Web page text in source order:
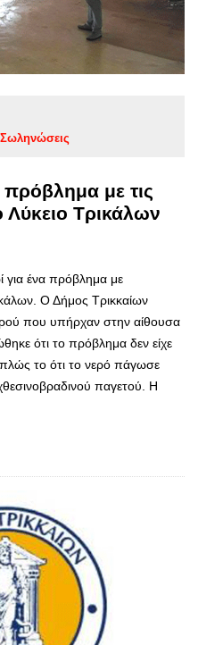
Σωληνώσεις
με τις
Τρικάλων
ένα πρόβλημα με
Ο Δήμος Τρικκαίων
που υπήρχαν στην αίθουσα
ότι το πρόβλημα δεν είχε
το ότι το νερό πάγωσε
παγετού. Η